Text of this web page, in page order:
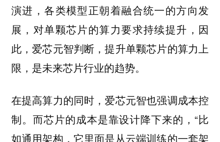
演进，各类模型正朝着融合统一的方向发
展，对单颗芯片的算力要求持续提升，因
此，爱芯元智判断，提升单颗芯片的算力上
限，是未来芯片行业的趋势。
在提高算力的同时，爱芯元智也强调成本控
制。而芯片的成本是靠设计降下来的，“比
如通用架构，它里面是从云端训练的一套架